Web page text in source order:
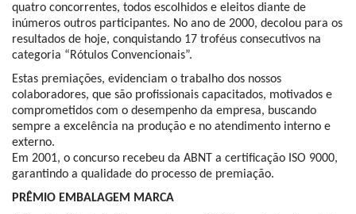
quatro concorrentes, todos escolhidos e eleitos diante de
inúmeros outros participantes. No ano de 2000, decolou para os
resultados de hoje, conquistando 17 troféus consecutivos na
categoria “Rótulos Convencionais”.
Estas premiações, evidenciam o trabalho dos nossos
colaboradores, que são profissionais capacitados, motivados e
comprometidos com o desempenho da empresa, buscando
sempre a excelência na produção e no atendimento interno e
externo.
Em 2001, o concurso recebeu da ABNT a certificação ISO 9000,
garantindo a qualidade do processo de premiação.
PRÊMIO EMBALAGEM MARCA